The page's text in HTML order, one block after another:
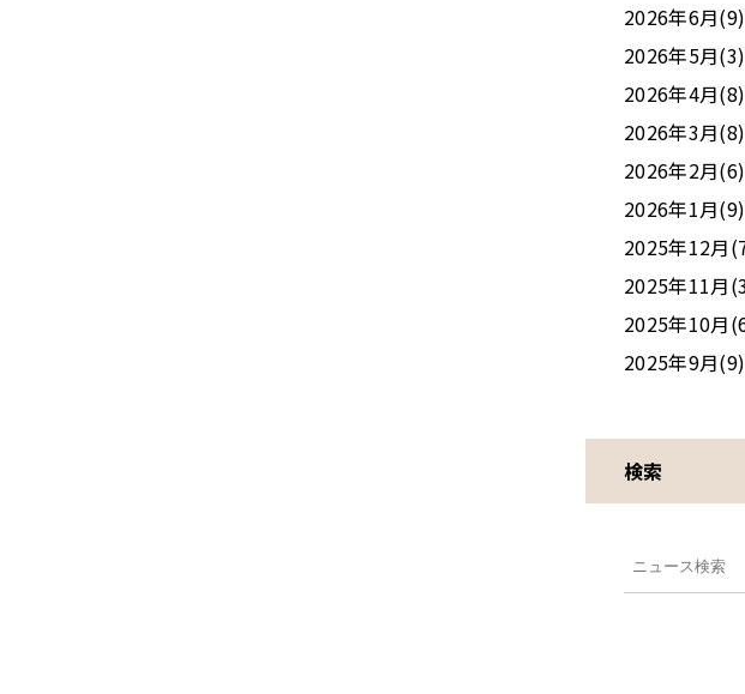
2026年6月(9)
2026年5月(3)
2026年4月(8)
2026年3月(8)
2026年2月(6)
2026年1月(9)
2025年12月
2025年11月
2025年10月
2025年9月(9)
検索